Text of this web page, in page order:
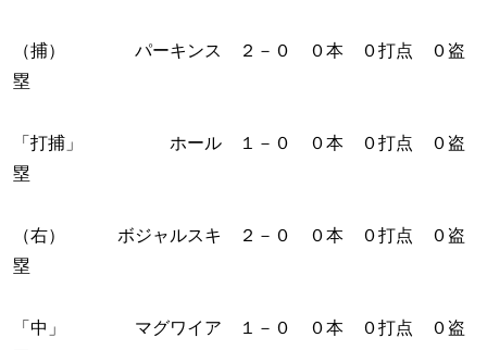
（捕） パーキンス ２－０ ０本 ０打点 ０盗
塁
「打捕」 ホール １－０ ０本 ０打点 ０盗
塁
（右） ボジャルスキ ２－０ ０本 ０打点 ０盗
塁
「中」 マグワイア １－０ ０本 ０打点 ０盗